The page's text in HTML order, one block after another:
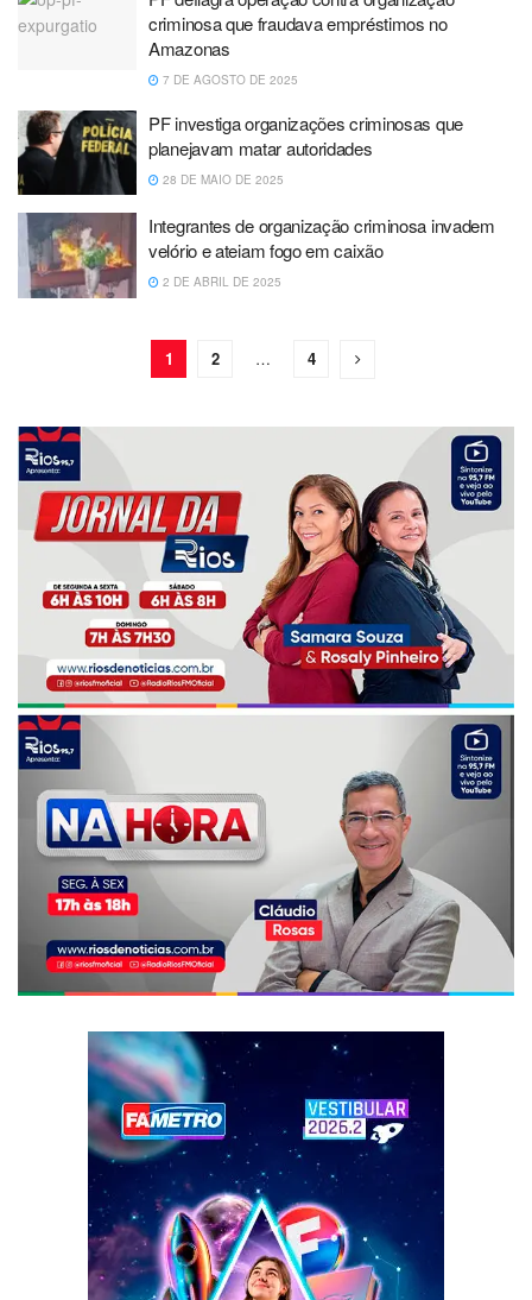
criminosa que fraudava empréstimos no
Amazonas
7 DE AGOSTO DE 2025
PF investiga organizações criminosas que
planejavam matar autoridades
28 DE MAIO DE 2025
Integrantes de organização criminosa invadem
velório e ateiam fogo em caixão
2 DE ABRIL DE 2025
1 2 … 4